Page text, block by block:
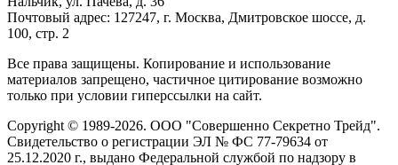
Почтовый адрес: 127247, г. Москва, Дмитровское шоссе, д.
100, стр. 2
Все права защищены. Копирование и использование
материалов запрещено, частичное цитирование возможно
только при условии гиперссылки на сайт.
Copyright © 1989-2026. ООО "Совершенно Секретно Трейд".
Свидетельство о регистрации ЭЛ № ФС 77-79634 от
25.12.2020 г., выдано Федеральной службой по надзору в